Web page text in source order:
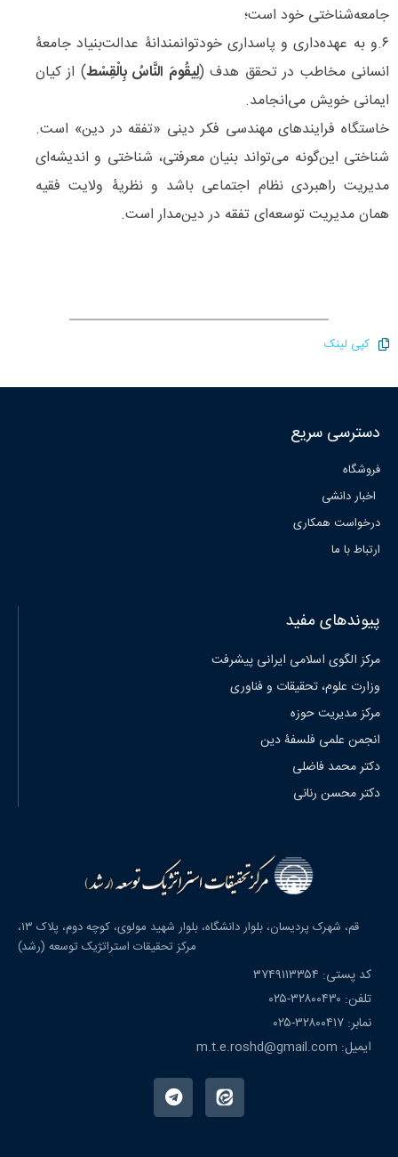
جامعه‌شناختی خود است؛
۶.و به عهده‌داری و پاسداری خودتوانمندانۀ عدالت‌‌بنیاد جامعۀ
انسانی مخاطب در تحقق هدف (لِیقُومَ النَّاسُ بِالْقِسْط) از کیان
ایمانی خویش می‌انجامد.
خاستگاه فرایندهای مهندسی فکر دینی «تفقه ‌در دین» است.
شناختی این‌گونه می‌تواند بنیان معرفتی، شناختی و اندیشه‌ای
مدیریت راهبردی نظام اجتماعی باشد و نظریۀ ولایت فقیه
همان مدیریت توسعه‌ای تفقه‌ در دین‌مدار است.
کپی لینک
دسترسی سریع
فروشگاه
اخبار دانشی
درخواست همکاری
ارتباط با ما
پیوندهای مفید
مرکز الگوی اسلامی ایرانی پیشرفت
وزارت علوم، تحقیقات و فناوری
مرکز مدیریت حوزه
انجمن علمی فلسفۀ دین
دکتر محمد فاضلی
دکتر محسن رنانی
قم، شهرک پردیسان، بلوار دانشگاه، بلوار شهید مولوی، کوچه دوم، پلاک ۱۳،
مرکز تحقیقات استراتژیک توسعه (رشد)
کد پستی: ۳۷۴۹۱۱۳۳۵۴
تلفن: ۳۲۸۰۰۴۳۰-۰۲۵
نمابر: ۳۲۸۰۰۴۱۷-۰۲۵
ایمیل: m.t.e.roshd@gmail.com